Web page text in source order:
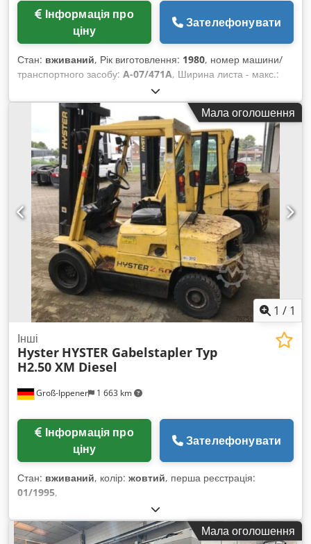
ціну
Зателефонувати
Стан: вживаний, Рік виготовлення: 1980, номер машини/
транспортного засобу: A-07/471A, Ширина листа - макс.:
130 мм Діаметр вирівнюючих валків: 40 мм Кількість
вирівнюючих валків: 5 Dsdpfocxxx Rex Achekr Тягнучі валки:
2+2 Товщина листа - мін.: 0,4 мм Товщина листа - макс.: 3,5
мм Вага: 0,4 т Габарити приблизно: 0,6x0,65x1,15 м
Листоправильна машина з інтегрованим плавно
регульованим VARI-приводом, реверсивний рух (правий/
лівий напрямок), перемикач режимів роботи для ручного й
автоматичного режимів, роликовий лоток для подачі,
аналоговий дисплей для відображення позиції вирівнюючих
роликів, регулювання позиції роликів маховиками,
автоматичне регулювання петлі стрічки, дуже добрий
технічний стан.
Мала оголошення
1 / 1
Groß-Ippener 1 663 km
Інші
Hyster HYSTER Gabelstapler Typ
H2.50 XM Diesel
ціну
Зателефонувати
Стан: вживаний, колір: жовтий, перша реєстрація:
01/1995,
Мала оголошення